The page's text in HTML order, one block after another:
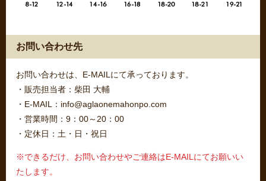
お問い合わせ先
お問い合わせは、E-MAILにて承っております。
・販売担当者：柴田 大輔
・E-MAIL：info@aglaonemahonpo.com
・営業時間：9：00～20：00
・定休日：土・日・祝日
※できるだけ、お問い合わせやご連絡はE-MAILにてお願いい
たします。